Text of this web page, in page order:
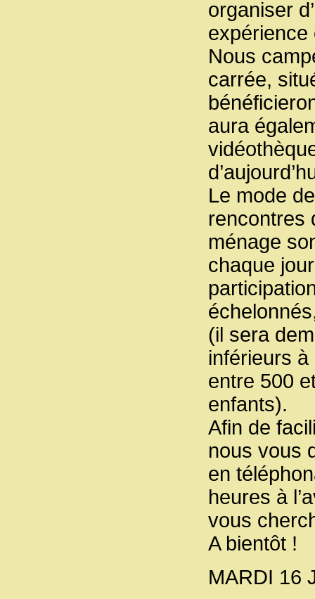
organiser
expérience
Nous
carrée,
aura
Le mode
rencontres
ménage
chaque
(il sera
inférieurs
entre 500
enfants).
Afin de
nous vous
en
heures à
vous
A bientôt !
MARDI 16